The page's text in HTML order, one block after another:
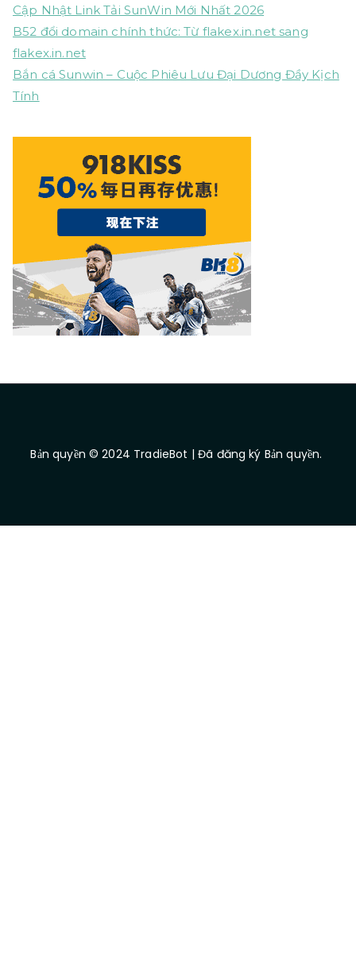
Cập Nhật Link Tải SunWin Mới Nhất 2026
B52 đổi domain chính thức: Từ flakex.in.net sang
flakex.in.net
Bắn cá Sunwin – Cuộc Phiêu Lưu Đại Dương Đầy Kịch
Tính
Bản quyền © 2024 TradieBot | Đã đăng ký Bản quyền.